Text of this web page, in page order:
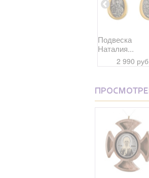
Подвеска
Наталия...
2 990 руб